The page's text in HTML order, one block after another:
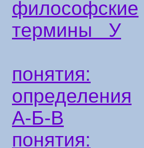
философские
термины У
понятия:
определения
А-Б-В
понятия: